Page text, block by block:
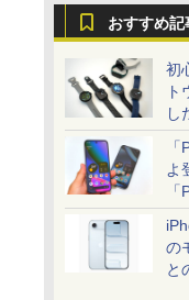
おすすめ記
初
し
よ
の
と